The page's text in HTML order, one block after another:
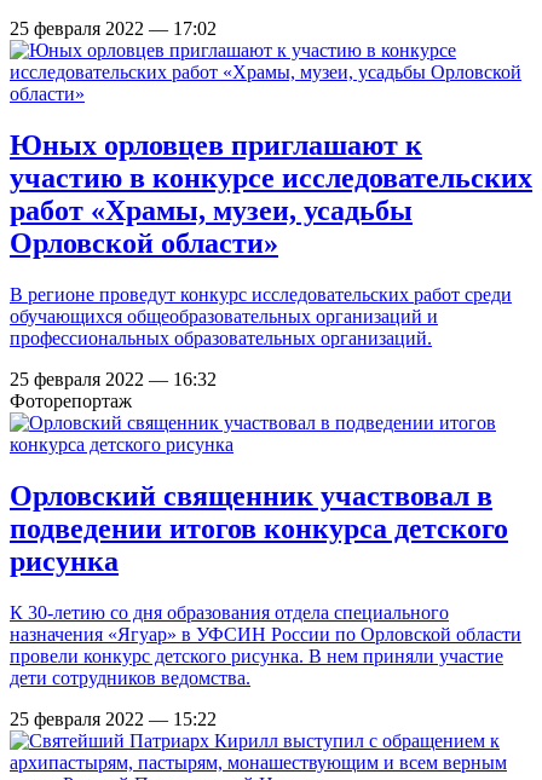
25 февраля 2022 — 17:02
Юных орловцев приглашают к
участию в конкурсе исследовательских
работ «Храмы, музеи, усадьбы
Орловской области»
В регионе проведут конкурс исследовательских работ среди
обучающихся общеобразовательных организаций и
профессиональных образовательных организаций.
25 февраля 2022 — 16:32
Фоторепортаж
Орловский священник участвовал в
подведении итогов конкурса детского
рисунка
К 30-летию со дня образования отдела специального
назначения «Ягуар» в УФСИН России по Орловской области
провели конкурс детского рисунка. В нем приняли участие
дети сотрудников ведомства.
25 февраля 2022 — 15:22